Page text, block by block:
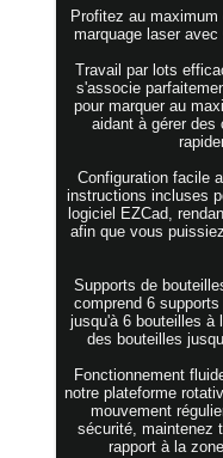
Profitez au
marquage laser
Travail par lots
s'associe
pour marquer au
aidant à gérer des
Configuration facile
instructions incluses
logiciel EZCad,
afin que vous
Supports de
comprend 6
jusqu'à 6 bouteilles à
des bouteilles
Fonctionnement
notre plateforme
mouvement
sécurité, maintenez
rapport à la